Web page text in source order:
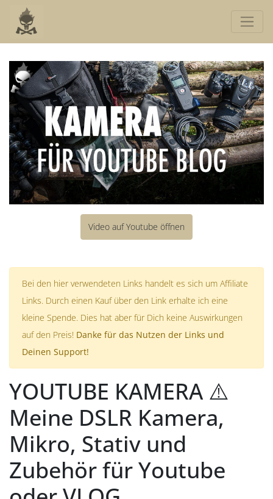
Video auf Youtube öffnen
Bei den hier verwendeten Links handelt es sich um Affiliate
Links. Durch einen Kauf über den Link erhalte ich eine
kleine Spende. Dies hat aber für Dich keine Auswirkungen
auf den Preis! Danke für das Nutzen der Links und
Deinen Support!
YOUTUBE KAMERA ⚠️
Meine DSLR Kamera,
Mikro, Stativ und
Zubehör für Youtube